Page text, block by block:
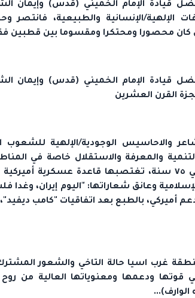
قيادة الإمام الخميني (قدس) وإيمان
الإلهية/الإنسانية والطبيعية، فانتصر
كان محصورا ومحتكرا ومقسوما بين قطبين
قيادة الإمام الخميني (قدس) وإيمان
القرن العشرين
والاحاسيس الوجودية/الإلهية
والتنمية والمعرفة والاستقلال خاصة في
المحتلة منذ حوالي ٧٥ سنة، تغتصبها قاعدة
وعانق شعاراتها: "اليوم إيران،
أميركي، بالطبع بعد اتفاقيات "كامب
غرب اسيا حالة التاخي والشعور المشترك
قوتها ودعمها ومعنوياتها العالية من روح
الوارف)...